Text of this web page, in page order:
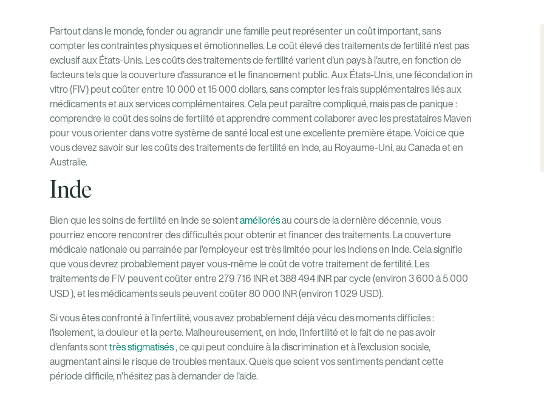
Partout dans le monde, fonder ou agrandir une famille peut représenter un coût important, sans
compter les contraintes physiques et émotionnelles. Le coût élevé des traitements de fertilité n'est pas
exclusif aux États-Unis. Les coûts des traitements de fertilité varient d'un pays à l'autre, en fonction de
facteurs tels que la couverture d'assurance et le financement public. Aux États-Unis, une fécondation in
vitro (FIV) peut coûter entre 10 000 et 15 000 dollars, sans compter les frais supplémentaires liés aux
médicaments et aux services complémentaires. Cela peut paraître compliqué, mais pas de panique :
comprendre le coût des soins de fertilité et apprendre comment collaborer avec les prestataires Maven
pour vous orienter dans votre système de santé local est une excellente première étape. Voici ce que
vous devez savoir sur les coûts des traitements de fertilité en Inde, au Royaume-Uni, au Canada et en
Australie.
Inde
Bien que les soins de fertilité en Inde se soientaméliorésau cours de la dernière décennie, vous
pourriez encore rencontrer des difficultés pour obtenir et financer des traitements. La couverture
médicale nationale ou parrainée par l'employeur est très limitée pour les Indiens en Inde. Cela signifie
que vous devrez probablement payer vous-même le coût de votre traitement de fertilité. Les
traitements de FIV peuvent coûter entre 279 716 INR et 388 494 INR par cycle (environ 3 600 à 5 000
USD ), et les médicaments seuls peuvent coûter 80 000 INR (environ 1 029 USD).
Si vous êtes confronté à l'infertilité, vous avez probablement déjà vécu des moments difficiles :
l'isolement, la douleur et la perte. Malheureusement, en Inde, l'infertilité et le fait de ne pas avoir
d'enfants sonttrès stigmatisés, ce qui peut conduire à la discrimination et à l'exclusion sociale,
augmentant ainsi le risque de troubles mentaux. Quels que soient vos sentiments pendant cette
période difficile, n'hésitez pas à demander de l'aide.